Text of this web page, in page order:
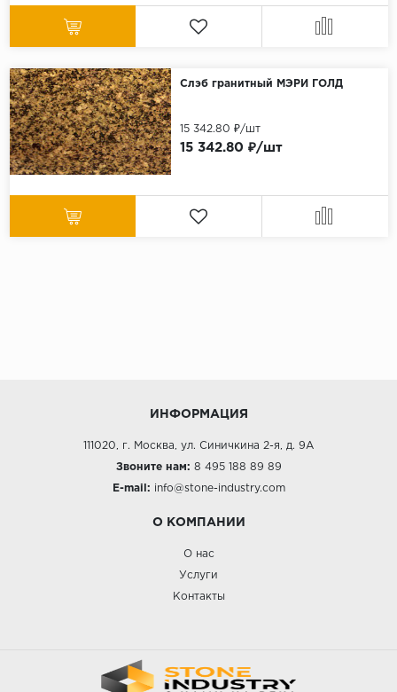
Слэб гранитный МЭРИ ГОЛД
15 342.80 ₽/шт
15 342.80 ₽/шт
ИНФОРМАЦИЯ
111020, г. Москва, ул. Синичкина 2-я, д. 9А
Звоните нам: 8 495 188 89 89
E-mail: info@stone-industry.com
О КОМПАНИИ
О нас
Услуги
Контакты